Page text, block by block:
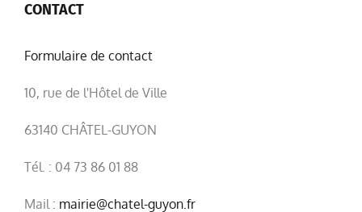
CONTACT
Formulaire de contact
10, rue de l'Hôtel de Ville
63140 CHÂTEL-GUYON
Tél. : 04 73 86 01 88
Mail : mairie@chatel-guyon.fr